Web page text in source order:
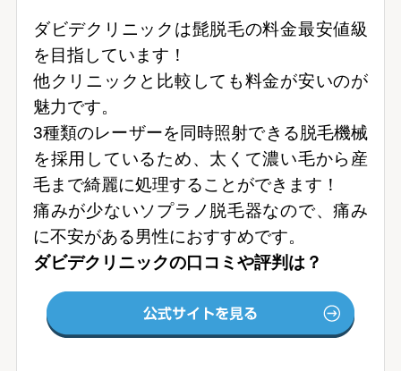
ダビデクリニックは髭脱毛の料金最安値級
を目指しています！
他クリニックと比較しても料金が安いのが
魅力です。
3種類のレーザーを同時照射できる脱毛機械
を採用しているため、太くて濃い毛から産
毛まで綺麗に処理することができます！
痛みが少ないソプラノ脱毛器なので、痛み
に不安がある男性におすすめです。
ダビデクリニックの口コミや評判は？